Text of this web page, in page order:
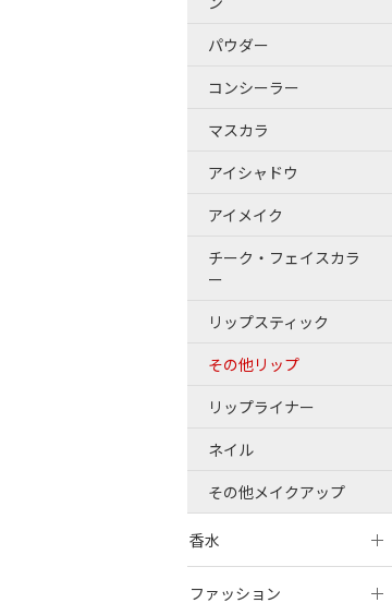
パウダー
コンシーラー
マスカラ
アイシャドウ
アイメイク
チーク・フェイスカラ
ー
リップスティック
その他リップ
リップライナー
ネイル
その他メイクアップ
香水
ファッション